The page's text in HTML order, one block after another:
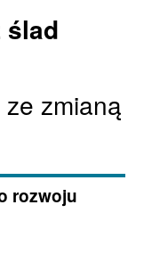
ślad
zmianą
rozwoju